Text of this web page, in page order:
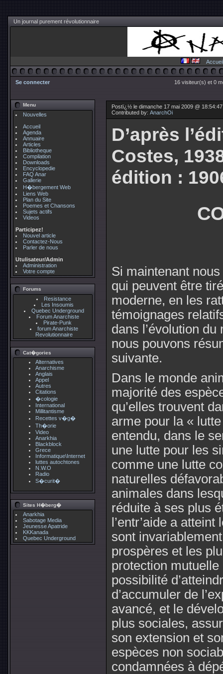
Un journal purement révolutionnaire
Accueil
Se connecter 16 visiteur(s) et 0
Menu
Nouvelles
Accueil
Agenda
Annuaire
Articles
Bibliotheque
Compilation
Downloads
Encyclopedie
FAQ Anar
Gallerie
H�bergement Web
Liens Web
Plan du Site
Poemes et Chansons
Sujets actifs
Videos
Participez!
Nouvel article
Contactez-Nous
Parler de nous
Utulisateur/Admin
Administration
Votre compte
Forums
Resistance
Les Insoumis
Quebec Underground
Forum Anarchiste
Pirate-Punk
forum Anarchiste
Revolutionnaire
Cat�gories
Alternatives
Anarchisme
Anglais
Appel
Autres
Citations
�cologie
International
Millitantisme
Recettes v�g�
Th�orie
Video
Anarkhia
Blackblock
Grece
Informatique\Internet
luttes autochtones
N.W.O
Radio
S�curit�
Sites H�berg�
Anarkhia
Sabotage Media
Jeunesse Apatride
KKKanada
Quebec Underground
Postï¿½ le dimanche 17 mai 2009 @
Contributed by: AnarchOi
D’après
Costes,
édition :
Si maintenant
qui peuvent être
moderne, en les
témoignages
dans l’évolution
nous pouvons
suivante.
Dans le monde
majorité des
qu’elles trouvent
arme pour la «
entendu, dans le
une lutte pour les
comme une lutte
naturelles
animales dans
réduite à ses plus
l’entr’aide a
sont
prospères et les
protection
possibilité
d’accumuler de
avancé, et le
plus sociales,
son extension et
espèces non
condamnées à